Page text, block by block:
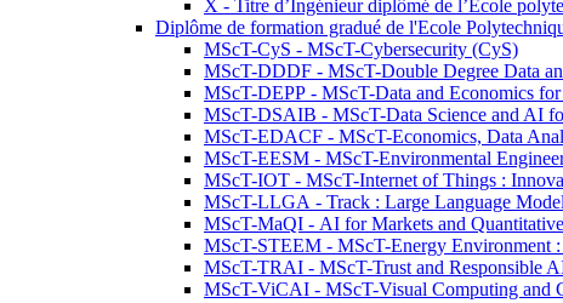
X - Titre d’Ingénieur diplômé de l’École
Diplôme de formation gradué de l'Ecole
MScT-CyS - MScT-Cybersecurity (CyS)
MScT-DDDF - MScT-Double Degree Data
MScT-DEPP - MScT-Data and Economics
MScT-DSAIB - MScT-Data Science and AI
MScT-EDACF - MScT-Economics, Data
MScT-EESM - MScT-Environmental
MScT-IOT - MScT-Internet of Things :
MScT-LLGA - Track : Large Language
MScT-MaQI - AI for Markets and
MScT-STEEM - MScT-Energy Environment
MScT-TRAI - MScT-Trust and Responsible
MScT-ViCAI - MScT-Visual Computing and